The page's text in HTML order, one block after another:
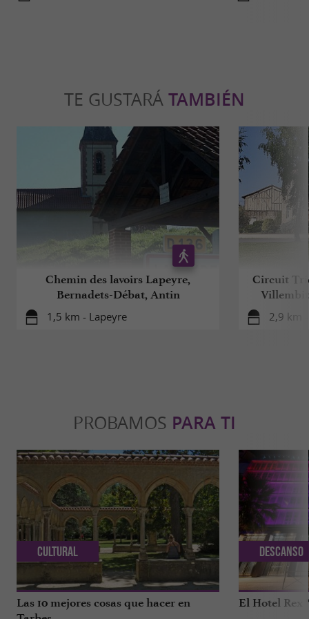
TE GUSTARÁ TAMBIÉN
Chemin des lavoirs Lapeyre,
Bernadets-Débat, Antin
1,5 km - Lapeyre
Circuit
2,9 km
PROBAMOS PARA TI
Las 10 mejores cosas que hacer en
Cultural
El Hotel Rex
Descanso